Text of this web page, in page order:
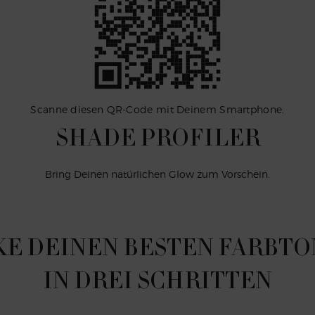
Scanne diesen QR-Code mit Deinem Smartphone.
SHADE PROFILER
Bring Deinen natürlichen Glow zum Vorschein.
DEINEN BESTEN
IN DREI SCHRITTEN